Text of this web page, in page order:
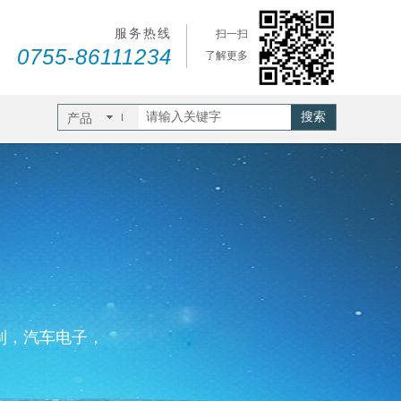
扫一扫
了解更多
服务热线
0755-86111234
产品 搜索
汽车电子，